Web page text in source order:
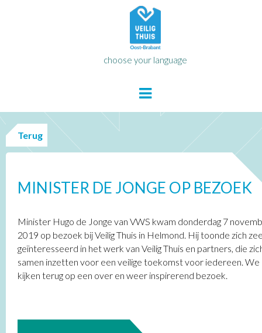
choose your language
Terug
MINISTER DE JONGE OP BEZOEK
Minister Hugo de Jonge van VWS kwam donderdag 7
2019 op bezoek bij Veilig Thuis in Helmond. Hij toonde zich
geïnteresseerd in het werk van Veilig Thuis en partners, die
samen inzetten voor een veilige toekomst voor iedereen. We
kijken terug op een over en weer inspirerend bezoek.